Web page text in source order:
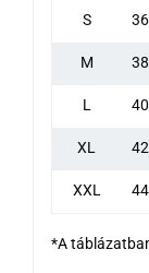
S 36
M 38
L 40
XL 42
XXL 44
*A